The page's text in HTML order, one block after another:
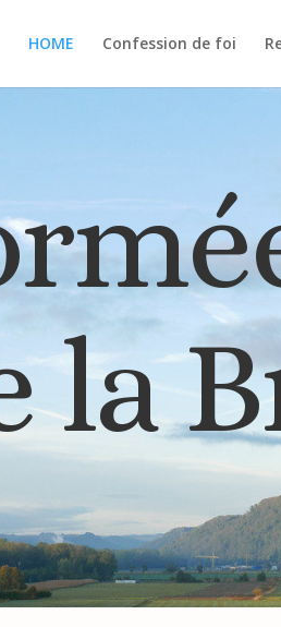
HOME Confession de foi
la